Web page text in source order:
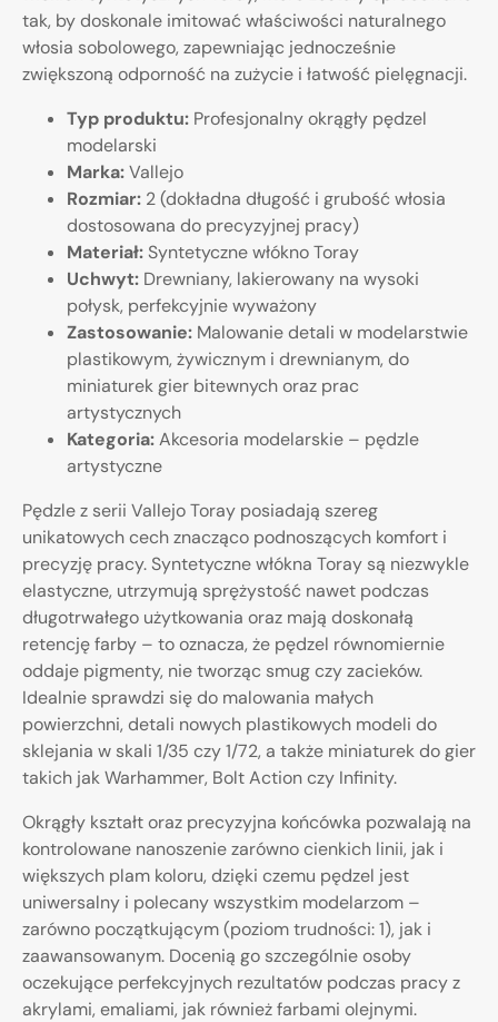
tak, by doskonale imitować właściwości naturalnego
włosia sobolowego, zapewniając jednocześnie
zwiększoną odporność na zużycie i łatwość pielęgnacji.
Typ produktu: Profesjonalny okrągły pędzel
modelarski
Marka:Vallejo
Rozmiar: 2 (dokładna długość i grubość włosia
dostosowana do precyzyjnej pracy)
Materiał:Syntetyczne włókno Toray
Uchwyt: Drewniany, lakierowany na wysoki
połysk, perfekcyjnie wyważony
Zastosowanie: Malowanie detali w modelarstwie
plastikowym, żywicznym i drewnianym, do
miniaturek gier bitewnych oraz prac
artystycznych
Kategoria:Akcesoria modelarskie – pędzle
artystyczne
Pędzle z serii Vallejo Toray posiadają szereg
unikatowych cech znacząco podnoszących komfort i
precyzję pracy. Syntetyczne włókna Toray są niezwykle
elastyczne, utrzymują sprężystość nawet podczas
długotrwałego użytkowania oraz mają doskonałą
retencję farby – to oznacza, że pędzel równomiernie
oddaje pigmenty, nie tworząc smug czy zacieków.
Idealnie sprawdzi się do malowania małych
powierzchni, detali nowych plastikowych modeli do
sklejania w skali 1/35 czy 1/72, a także miniaturek do gier
takich jak Warhammer, Bolt Action czy Infinity.
Okrągły kształt oraz precyzyjna końcówka pozwalają na
kontrolowane nanoszenie zarówno cienkich linii, jak i
większych plam koloru, dzięki czemu pędzel jest
uniwersalny i polecany wszystkim modelarzom –
zarówno początkującym (poziom trudności: 1), jak i
zaawansowanym. Docenią go szczególnie osoby
oczekujące perfekcyjnych rezultatów podczas pracy z
akrylami, emaliami, jak również farbami olejnymi.